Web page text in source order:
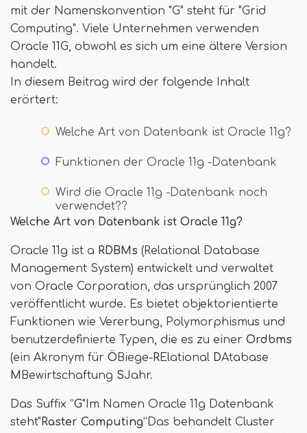
mit der Namenskonvention "G" steht für "Grid
Computing". Viele Unternehmen verwenden
Oracle 11G, obwohl es sich um eine ältere Version
handelt.
In diesem Beitrag wird der folgende Inhalt
erörtert:
Welche Art von Datenbank ist Oracle 11g?
Funktionen der Oracle 11g -Datenbank
Wird die Oracle 11g -Datenbank noch
verwendet??
Welche Art von Datenbank ist Oracle 11g?
Oracle 11g ist a RDBMs (Relational Database
Management System) entwickelt und verwaltet
von Oracle Corporation, das ursprünglich 2007
veröffentlicht wurde. Es bietet objektorientierte
Funktionen wie Vererbung, Polymorphismus und
benutzerdefinierte Typen, die es zu einer Ordbms
(ein Akronym für Ö Biege-RElational DAtabase
M Bewirtschaftung SJahr.
Das Suffix “G"Im Namen Oracle 11g Datenbank
steht"Raster Computing”Das behandelt Cluster